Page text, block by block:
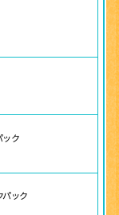
ク
ック